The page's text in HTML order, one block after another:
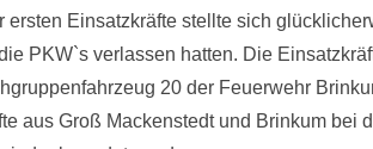
Einsatzkräfte stellte sich
PKW`s verlassen hatten. Die
20 der Feuerwehr
aus Groß Mackenstedt und Brinkum bei